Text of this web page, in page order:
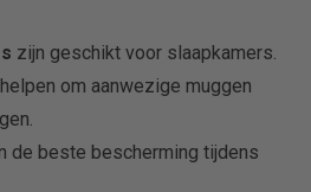
zijn geschikt voor slaapkamers.
helpen om aanwezige muggen
de beste bescherming tijdens